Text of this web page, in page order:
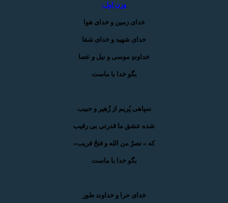
وزن اول:
خدای زمین و خدای هوا
خدای شهید و خدای شفا
خداوندِ موسی و نیل و عصا
بگو خدا با ماست
سپاهی پُریم از زُهیر و حبیب
شده عشق ما قدرتی بی رقیب
که « نصرٌ من الله و فتحٌ قریب»
بگو خدا با ماست
خدای حرا و خداوند طور